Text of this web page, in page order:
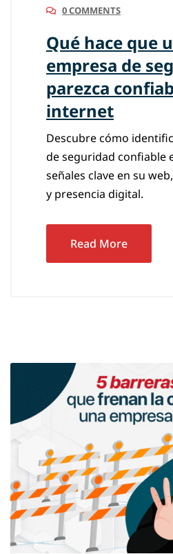
0 COMMENTS
Qué hace que
empresa de
parezca
internet
Descubre cómo
de seguridad confiable
señales clave en su
y presencia digital.
Read More